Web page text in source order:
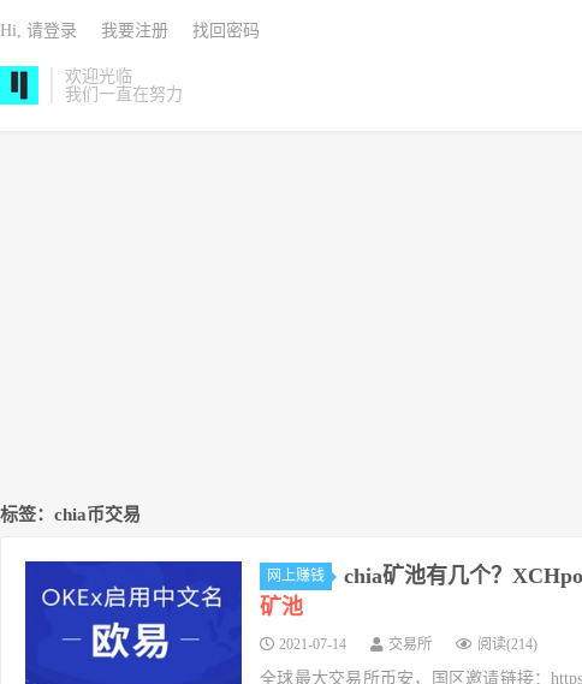
欢迎光临
我们一直在努力
Hi, 请登录 我要注册 找回密码
标签：chia币交易
网上赚钱 chia矿池有几个？
矿池
2021-07-14 交易所 阅读(214)
全球最大交易所币安，国区邀请链接：